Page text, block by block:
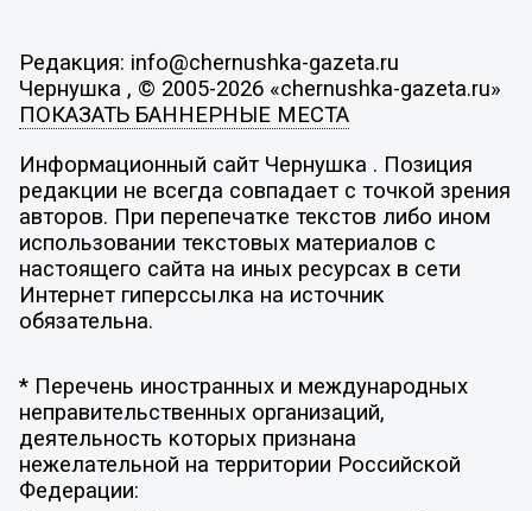
Редакция: info@chernushka-gazeta.ru
Чернушка , © 2005-2026 «chernushka-gazeta.ru»
ПОКАЗАТЬ БАННЕРНЫЕ МЕСТА
Информационный сайт Чернушка . Позиция
редакции не всегда совпадает с точкой зрения
авторов. При перепечатке текстов либо ином
использовании текстовых материалов с
настоящего сайта на иных ресурсах в сети
Интернет гиперссылка на источник
обязательна.
* Перечень иностранных и международных
неправительственных организаций,
деятельность которых признана
нежелательной на территории Российской
Федерации: